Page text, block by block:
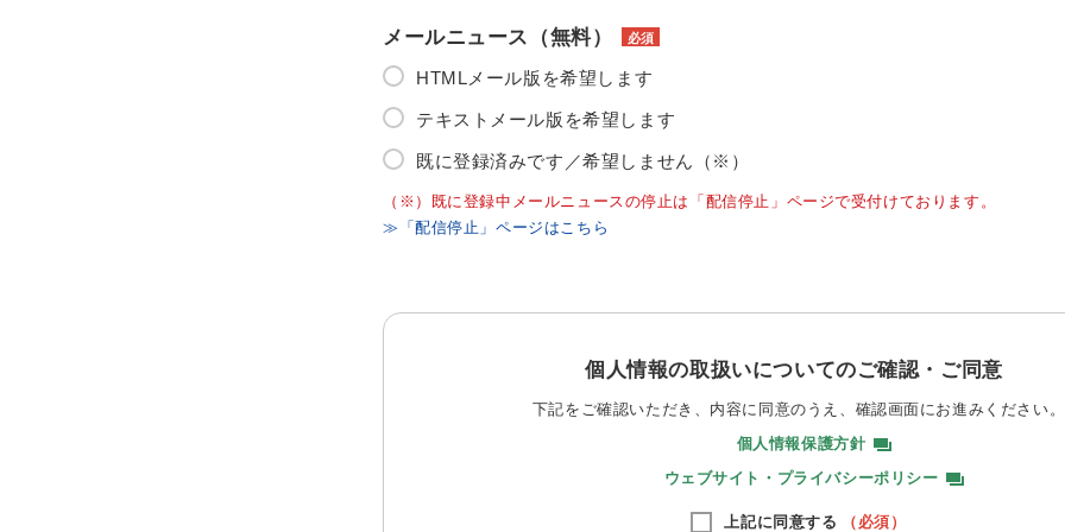
メールニュース（無料） 必須
HTMLメール版を希望します
テキストメール版を希望します
既に登録済みです／希望しません（※）
（※）既に登録中メールニュースの停止は「配信停止」ページで受付けております。
≫「配信停止」ページはこちら
個人情報の取扱いについてのご確認・ご同意
下記をご確認いただき、内容に同意のうえ、 確認画面にお進みください。
個人情報保護方針
ウェブサイト・プライバシーポリシー
上記に同意する （必須）